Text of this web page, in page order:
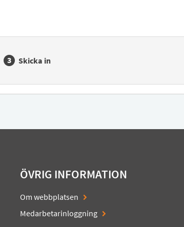
Skicka in
ÖVRIG INFORMATION
Om webbplatsen
Medarbetarinloggning